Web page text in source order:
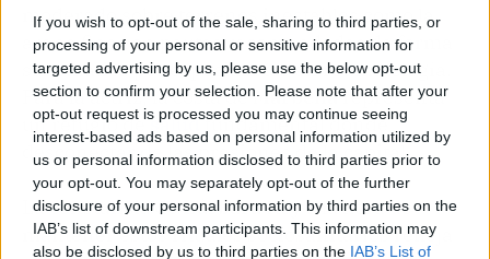
If you wish to opt-out of the sale, sharing to third parties, or
processing of your personal or sensitive information for
targeted advertising by us, please use the below opt-out
section to confirm your selection. Please note that after your
opt-out request is processed you may continue seeing
interest-based ads based on personal information utilized by
us or personal information disclosed to third parties prior to
your opt-out. You may separately opt-out of the further
disclosure of your personal information by third parties on the
IAB’s list of downstream participants. This information may
also be disclosed by us to third parties on the IAB’s List of
moderado sobre terrenos inestables como la
arena fina son pautas recomendadas de forma
sistemática por especialistas en reumatología.
Para la actriz, la costa deMarbellarepresenta
un refugio desaludfundamental donde
desconectar de las presiones de la capital.
La constancia deBárbara Rey a la hora de
mantener estos rituales sociosanitarios refleja